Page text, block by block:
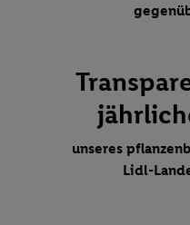
unseres
Lidl-